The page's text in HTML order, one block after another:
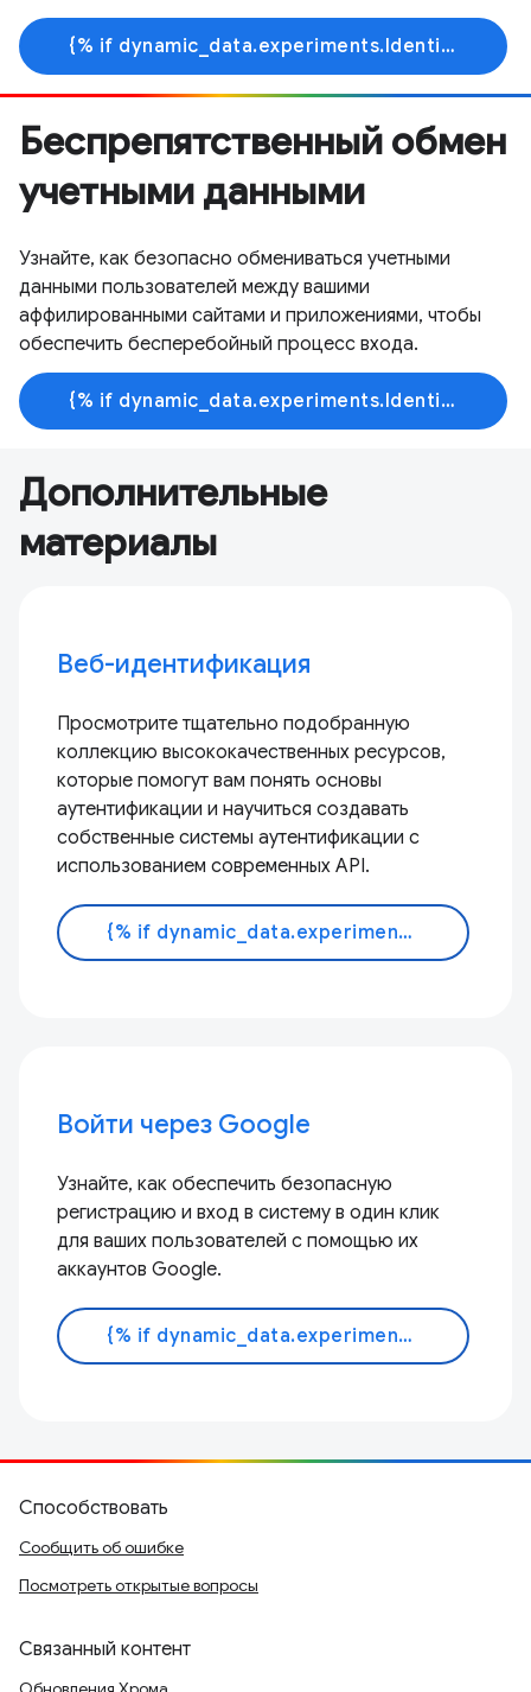
{% if dynamic_data.experiments.IdentityButtonTextFeature.button_variant == 'variant_a' %}Узнать больше{% else %}Начать обучение{% endif %}
Беспрепятственный обмен
учетными данными
Узнайте, как безопасно обмениваться учетными
данными пользователей между вашими
аффилированными сайтами и приложениями, чтобы
обеспечить бесперебойный процесс входа.
{% if dynamic_data.experiments.IdentityButtonTextFeature.button_variant == 'variant_a' %}Узнать больше{% else %}Начать обучение{% endif %}
Дополнительные
материалы
Веб-идентификация
Просмотрите тщательно подобранную
коллекцию высококачественных ресурсов,
которые помогут вам понять основы
аутентификации и научиться создавать
собственные системы аутентификации с
использованием современных API.
{% if dynamic_data.experiments.IdentityButtonTextFeature.button_variant == 'variant_a' %}Узнать больше{% else %}Читать документацию{% endif %}
Войти через Google
Узнайте, как обеспечить безопасную
регистрацию и вход в систему в один клик
для ваших пользователей с помощью их
аккаунтов Google.
{% if dynamic_data.experiments.IdentityButtonTextFeature.button_variant == 'variant_a' %}Узнать больше{% else %}Читать документ{% endif %}
Способствовать
Сообщить об ошибке
Посмотреть открытые вопросы
Связанный контент